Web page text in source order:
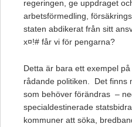
regeringen, ge uppdraget
arbetsförmedling,
staten abdikerat från sitt
x¤!# får vi för pengarna?
Detta är bara ett exempel
rådande politiken. Det finns
som behöver förändras –
specialdestinerade
kommuner att söka,